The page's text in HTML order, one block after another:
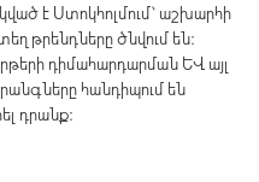
է Ստոկհոլմում՝ աշխարհի
թրենդները ծնվում են։
դիմահարդարման և այլ
հանդիպում են
դրանք։